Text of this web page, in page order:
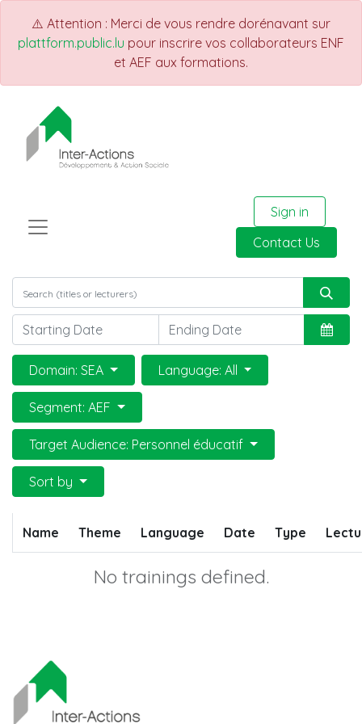
⚠️ Attention : Merci de vous rendre dorénavant sur
plattform.public.lu pour inscrire vos collaborateurs ENF
et AEF aux formations.
Sign in
Contact Us
Domain: SEA Language: All
Segment: AEF
Target Audience: Personnel éducatif
Sort by
Name Theme Language Date Type
No trainings defined.